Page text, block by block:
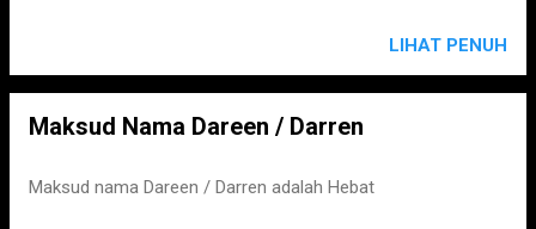
LIHAT PENUH
Maksud Nama Dareen / Darren
Maksud nama Dareen / Darren adalah Hebat